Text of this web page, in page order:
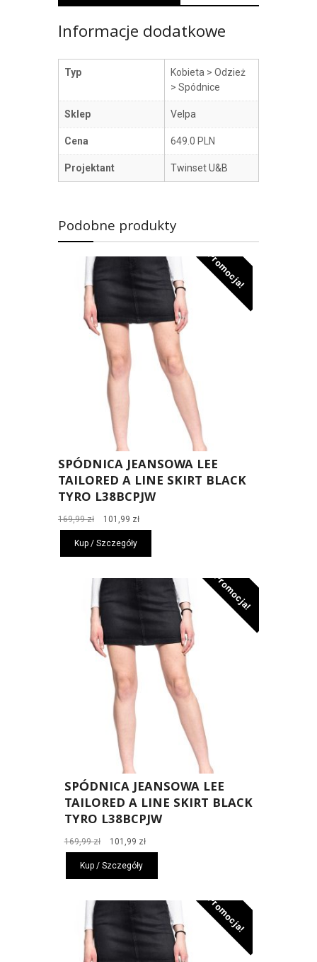
Informacje dodatkowe
Typ
Kobieta > Odzież
> Spódnice
Sklep Velpa
Cena 649.0 PLN
Projektant Twinset U&B
Podobne produkty
Promocja!
SPÓDNICA JEANSOWA LEE
TAILORED A LINE SKIRT BLACK
TYRO L38BCPJW
169,99zł
Pierwotna
cena
wynosiła:
169,99 zł.
101,99 złAktualna
cena
101,99 zł.
Kup / Szczegóły
Promocja!
SPÓDNICA JEANSOWA LEE
TAILORED A LINE SKIRT BLACK
TYRO L38BCPJW
169,99zł
Pierwotna
cena
wynosiła:
169,99 zł.
101,99 złAktualna
cena
101,99 zł.
Kup / Szczegóły
Promocja!